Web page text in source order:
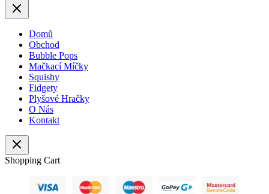
Domů
Obchod
Bubble Pops
Mačkací Míčky
Squishy
Fidgety
Plyšové Hračky
O Nás
Kontakt
Shopping Cart